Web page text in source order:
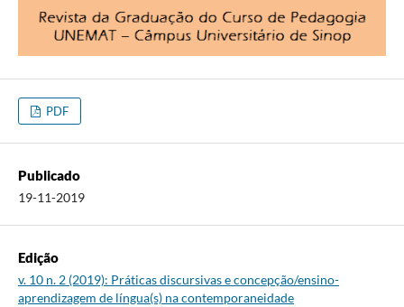
PDF
Publicado
19-11-2019
Edição
v. 10 n. 2 (2019): Práticas discursivas e concepção/ensino-
aprendizagem de língua(s) na contemporaneidade